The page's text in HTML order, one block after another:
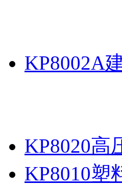
KP8002A
KP8020高
KP8010塑